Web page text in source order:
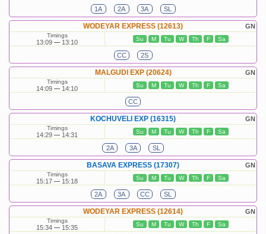
1A 2A 3A SL
GN
WODEYAR EXPRESS (12613)
Timings
13:09 13:10 Su M Tu W Th F Sa
CC 2S
GN
MALGUDI EXP (20624)
Timings
14:09 14:10 Su M Tu W Th F Sa
CC
GN
KOCHUVELI EXP (16315)
Timings
14:29 14:31 Su M Tu W Th F Sa
2A 3A SL
GN
BASAVA EXPRESS (17307)
Timings
15:17 15:18 Su M Tu W Th F Sa
2A 3A CC SL
GN
WODEYAR EXPRESS (12614)
Timings
15:34 15:35 Su M Tu W Th F Sa